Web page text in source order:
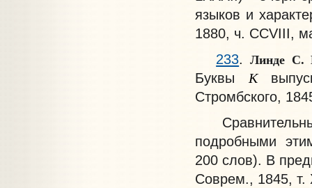
языков и
1880, ч. CCVIII,
233.Линде С.
Буквы К
Стромбского,
подробными
200 слов). В
Соврем., 1845, т.